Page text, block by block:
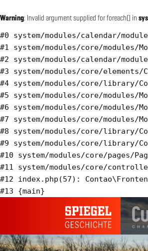
Warning: Invalid argument supplied for foreach() in
#0 system/modules/calendar/
#1 system/modules/core/modules/
#2 system/modules/calendar/
#3 system/modules/core/
#4 system/modules/core/library/
#5 system/modules/core/
#6 system/modules/core/modules/
#7 system/modules/core/modules/
#8 system/modules/core/library/
#9 system/modules/core/
#10 system/modules/core/pages/
#11 system/modules/core/
#12 index.php(57):